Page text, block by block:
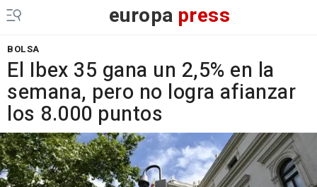
europa press
BOLSA
El Ibex 35 gana un 2,5% en la
semana, pero no logra afianzar
los 8.000 puntos